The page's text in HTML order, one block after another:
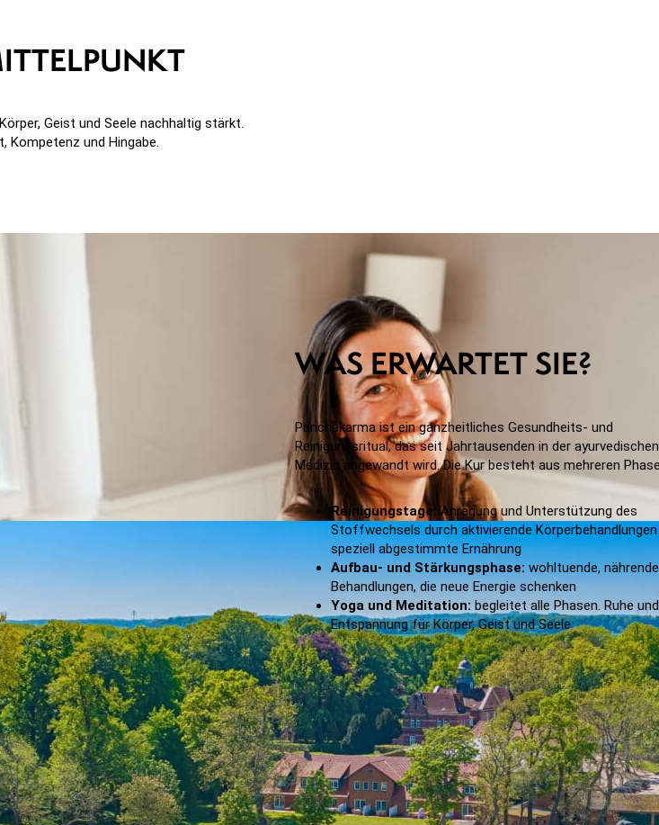
Geist und Seele nachhaltig stärkt.
Kompetenz und Hingabe.
WAS ERWARTET SIE?
Panchakarma ist ein ganzheitliches Gesundheits- und
Reinigungsritual, das seit Jahrtausenden in der ayurvedischen
Medizin angewandt wird. Die Kur besteht aus mehreren
Reinigungstage: Anregung und Unterstützung des
Stoffwechsels durch aktivierende Körperbehandlungen
speziell abgestimmte Ernährung
Aufbau- und Stärkungsphase:wohltuende, nährende
Behandlungen, die neue Energie schenken
Yoga und Meditation: begleitet alle Phasen. Ruhe und
Entspannung für Körper, Geist und Seele